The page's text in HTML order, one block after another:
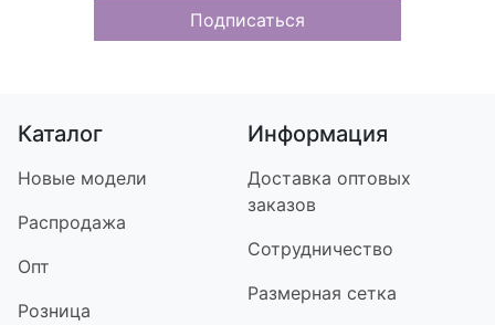
Подписаться
Каталог
Новые модели
Распродажа
Опт
Розница
Информация
Доставка оптовых
заказов
Сотрудничество
Размерная сетка